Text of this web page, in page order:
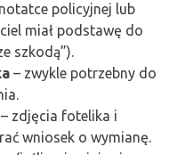
policyjnej lub
miał podstawę do
szkodą”).
– zwykle potrzebny do
– zdjęcia fotelika i
wniosek o wymianę.